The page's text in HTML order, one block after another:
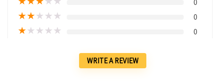
0
★★★★★ 0
★★★★★ 0
WRITE A REVIEW